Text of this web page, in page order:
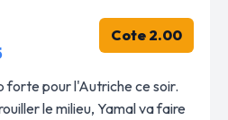
Cote 2.00
forte pour l'Autriche ce soir.
le milieu, Yamal va faire